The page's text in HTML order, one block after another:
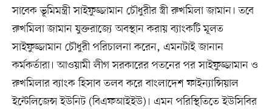
সাবেক ভূমিমন্ত্রী সাইফুজ্জামান চৌধুরীর স্ত্রী রুখমিলা জামান। তবে
রুখমিলা জামান যুক্তরাজ্যে অবস্থান করায় ব্যাংকটি মূলত
সাইফুজ্জামান চৌধুরী পরিচালনা করেন, এমনটাই জানান
কর্মকর্তারা। আওয়ামী লীগ সরকারের পতনের পর সাইফুজ্জামান ও
রুখমিলার ব্যাংক হিসাব তলব করে বাংলাদেশ ফাইন্যান্সিয়াল
ইন্টেলিজেন্স ইউনিট (বিএফআইইউ)। এমন পরিস্থিতিতে ইউসিবির